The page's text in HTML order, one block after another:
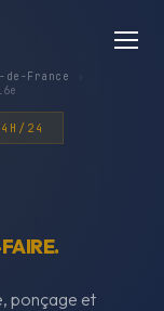
France
24
ponçage et